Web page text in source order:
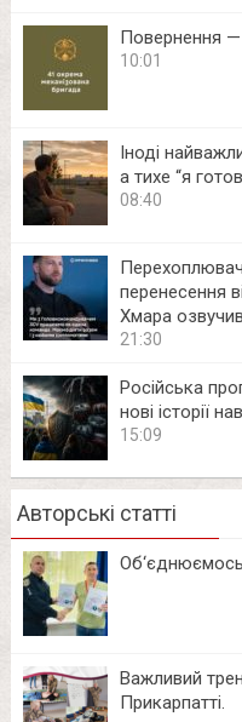
Повернення —
10:01
Іноді
а тихе “я
08:40
перенесення
Хмара
21:30
Російська
нові історії
15:09
Авторські статті
Важливий
Прикарпатті.